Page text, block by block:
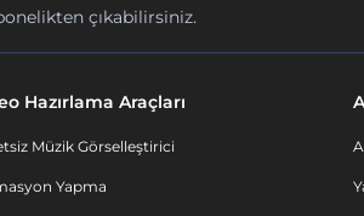
çıkabilirsiniz.
Hazırlama Araçları
Müzik Görselleştirici
Yapma